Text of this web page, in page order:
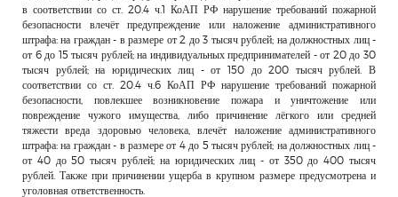
в соответствии со ст. 20.4 ч.1 КоАП РФ нарушение требований пожарной
безопасности влечёт предупреждение или наложение административного
штрафа: на граждан - в размере от 2 до 3 тысяч рублей; на должностных лиц -
от 6 до 15 тысяч рублей; на индивидуальных предпринимателей - от 20 до 30
тысяч рублей; на юридических лиц - от 150 до 200 тысяч рублей. В
соответствии со ст. 20.4 ч.6 КоАП РФ нарушение требований пожарной
безопасности, повлекшее возникновение пожара и уничтожение или
повреждение чужого имущества, либо причинение лёгкого или средней
тяжести вреда здоровью человека, влечёт наложение административного
штрафа: на граждан - в размере от 4 до 5 тысяч рублей; на должностных лиц -
от 40 до 50 тысяч рублей; на юридических лиц - от 350 до 400 тысяч
рублей. Также при причинении ущерба в крупном размере предусмотрена и
уголовная ответственность.